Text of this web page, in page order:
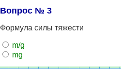
Вопрос № 3
Формула силы тяжести
m/g
mg